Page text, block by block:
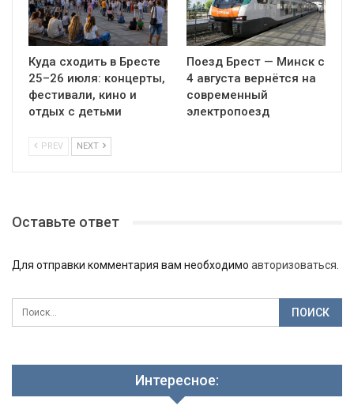
Куда сходить в Бресте
25–26 июля: концерты,
фестивали, кино и
отдых с детьми
Поезд Брест — Минск с
4 августа вернётся на
современный
электропоезд
PREV NEXT
Оставьте ответ
Для отправки комментария вам необходимо авторизоваться
Интересное: